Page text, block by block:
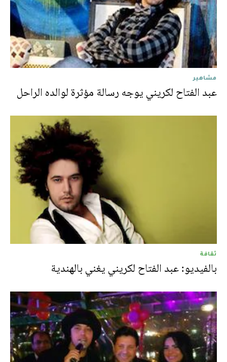
مشاهير
عبد الفتاح لکريني يوجه رسالة مؤثرة لوالده الراحل
ثقافة
بالفيديو: عبد الفتاح لکريني يغني بالهندية